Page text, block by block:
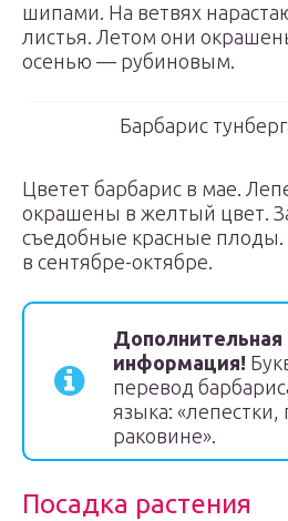
шипами. На ветвях
листья. Летом они
осенью — рубиновым.
Барбарис
Цветет барбарис в мае.
окрашены в желтый цвет.
съедобные красные плоды.
в сентябре-октябре.
Дополнительная
информация!
перевод
языка:
раковине».
Посадка растения